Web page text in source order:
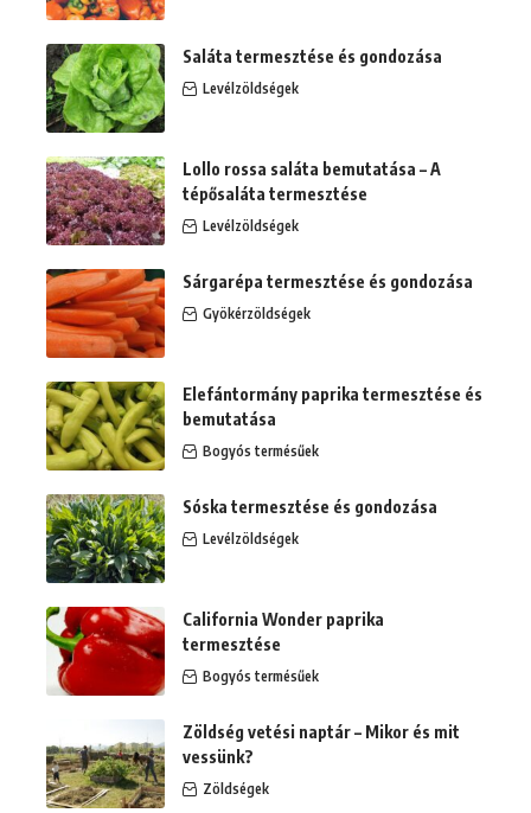
Saláta termesztése és gondozása
Levélzöldségek
Lollo rossa saláta bemutatása – A
tépősaláta termesztése
Levélzöldségek
Sárgarépa termesztése és gondozása
Gyökérzöldségek
Elefántormány paprika termesztése és
bemutatása
Bogyós termésűek
Sóska termesztése és gondozása
Levélzöldségek
California Wonder paprika
termesztése
Bogyós termésűek
Zöldség vetési naptár – Mikor és mit
vessünk?
Zöldségek